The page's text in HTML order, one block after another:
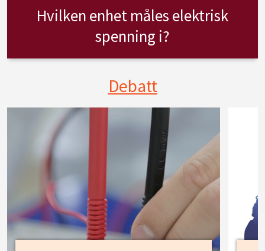
Hvilken enhet måles elektrisk
spenning i?
Debatt